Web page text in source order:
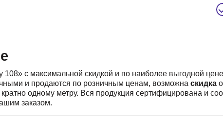
108» с максимальной скидкой и по наиболее выгодной
и продаются по розничным ценам, возможна скидка
одному метру. Вся продукция сертифицирована и
заказом.